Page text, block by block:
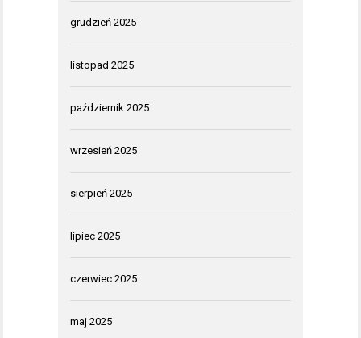
grudzień 2025
listopad 2025
październik 2025
wrzesień 2025
sierpień 2025
lipiec 2025
czerwiec 2025
maj 2025